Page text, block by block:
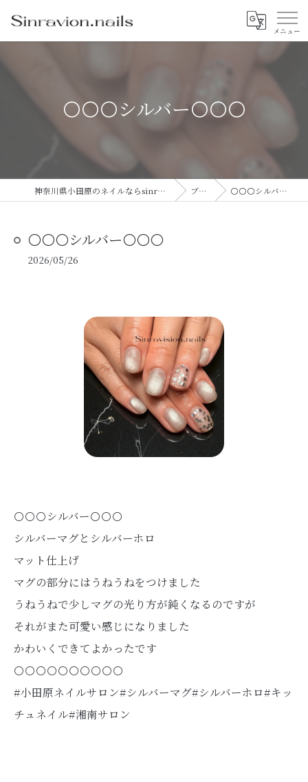
⚪️⚪️⚪️シルバー⚪️⚪️⚪️
神奈川県小田原のネイルならsinravision.nails ブログ ⚪️⚪️⚪️シルバー⚪️⚪️⚪️
⚪️⚪️⚪️シルバー⚪️⚪️⚪️
2026/05/26
⚪️⚪️⚪️シルバー⚪️⚪️⚪️
シルバーマグとシルバーホロ
マット仕上げ
マグの部分にはうねうねをつけました
うねうねで少しマグの光り方が鈍くなるのですが
それがまた可愛い感じになりました
かわいくできてよかったです
⚪️⚪️⚪️⚪️⚪️⚪️⚪️⚪️⚪️⚪️
#小田原ネイルサロン#シルバーマグ#シルバーホロ#キッ
チュネイル#湘南サロン